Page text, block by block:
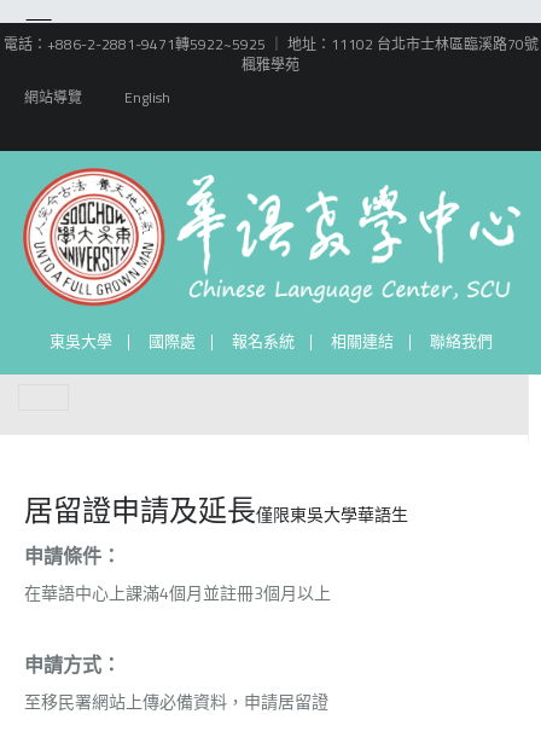
電話：+886-2-2881-9471轉5922~5925 ｜ 地址：11102 台北市士林區臨溪路70號
楓雅學苑
網站導覽
English
東吳大學 國際處 報名系統 相關連結 聯絡我們
居留證申請及延長僅限東吳大學華語生
申請條件：
在華語中心上課滿4個月並註冊3個月以上
申請方式：
至移民署網站上傳必備資料，申請居留證